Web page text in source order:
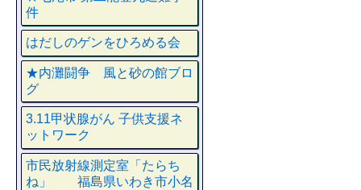
件
はだしのゲンをひろめる会
★内灘闘争 風と砂の館ブロ
グ
3.11甲状腺がん 子供支援ネ
ットワーク
市民放射線測定室「たらち
ね」 福島県いわき市小名